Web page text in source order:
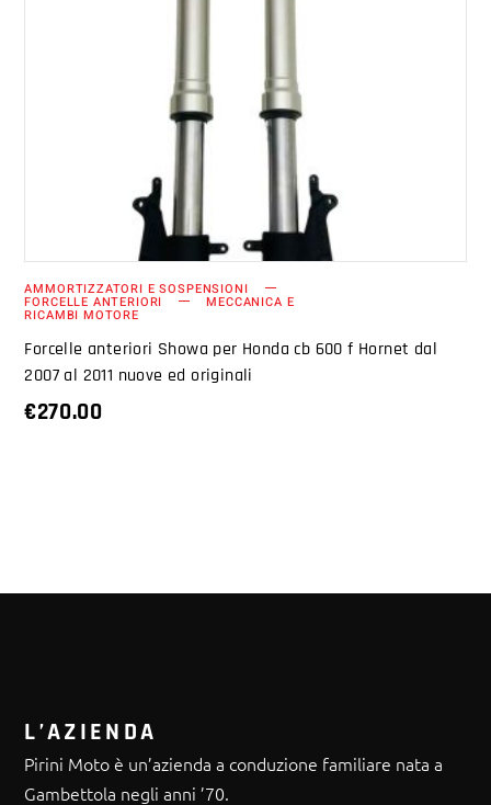
AGGIUNGI AL CARRELLO
AMMORTIZZATORI E SOSPENSIONI
FORCELLE ANTERIORI MECCANICA E
RICAMBI MOTORE
Forcelle anteriori Showa per Honda cb 600 f Hornet dal
2007 al 2011 nuove ed originali
€270.00
L’AZIENDA
Pirini Moto è un’azienda a conduzione familiare nata a
Gambettola negli anni ’70.